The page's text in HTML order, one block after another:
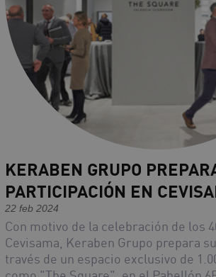
KERABEN GRUPO
PARTICIPACIÓN EN
22 feb 2024
Con motivo de la celebración de los
Cevisama, Keraben Grupo prepara
través de un espacio exclusivo de